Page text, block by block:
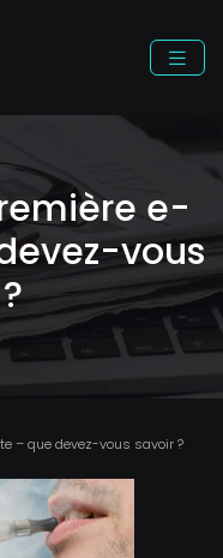
e-
vous
– que devez-vous savoir ?